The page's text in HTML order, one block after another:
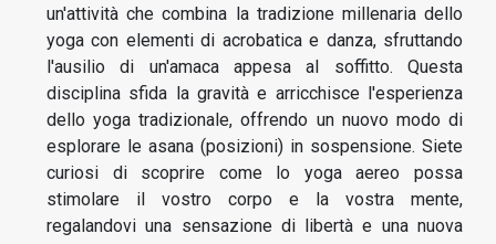
un'attività che combina la tradizione millenaria dello
yoga con elementi di acrobatica e danza, sfruttando
l'ausilio di un'amaca appesa al soffitto. Questa
disciplina sfida la gravità e arricchisce l'esperienza
dello yoga tradizionale, offrendo un nuovo modo di
esplorare le asana (posizioni) in sospensione. Siete
curiosi di scoprire come lo yoga aereo possa
stimolare il vostro corpo e la vostra mente,
regalandovi una sensazione di libertà e una nuova